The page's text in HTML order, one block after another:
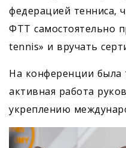
федерацией тенниса,
ФТТ самостоятельно
tennis» и вручать
На конференции была
активная работа
укреплению